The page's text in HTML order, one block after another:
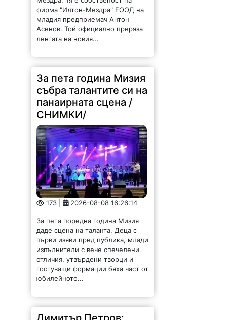
фирма "Илтон-Мездра" ЕООД на
младия предприемач Антон
Асенов. Той официално преряза
лентата на новия...
За пета година Мизия
събра талантите си на
панаирната сцена /
СНИМКИ/
173 | 2026-08-08 16:26:14
даде сцена на таланта. Деца с
първи изяви пред публика, млади
изпълнители с вече спечелени
отличия, утвърдени творци и
гостуващи формации бяха част от
юбилейното...
Димитър Петров: